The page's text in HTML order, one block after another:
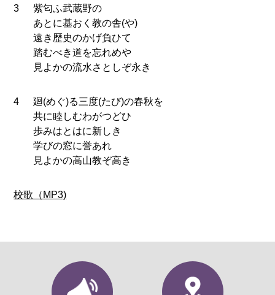
3
紫匂ふ武蔵野の
あとに基おく教の舎(や)
遠き歴史のかげ負ひて
踏むべき道を忘れめや
見よかの流水さとしぞ永き
4
廻(めぐ)る三度(たび)の春秋を
共に睦しむわがつどひ
歩みはとはに新しき
学びの窓に誉あれ
見よかの高山教ぞ高き
校歌（MP3)